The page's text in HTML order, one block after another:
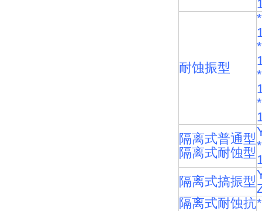
耐蚀振型
隔离式普通型
隔离式耐蚀型
隔离式搞振型
隔离式耐蚀抗